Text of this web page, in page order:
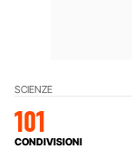
SCIENZE
101
CONDIVISIONI